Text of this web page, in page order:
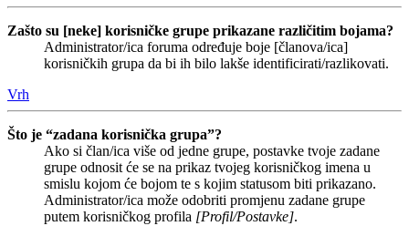
Zašto su [neke] korisničke grupe prikazane različitim bojama?
Administrator/ica foruma određuje boje [članova/ica]
korisničkih grupa da bi ih bilo lakše identificirati/razlikovati.
Vrh
Što je “zadana korisnička grupa”?
Ako si član/ica više od jedne grupe, postavke tvoje zadane
grupe odnosit će se na prikaz tvojeg korisničkog imena u
smislu kojom će bojom te s kojim statusom biti prikazano.
Administrator/ica može odobriti promjenu zadane grupe
putem korisničkog profila [Profil/Postavke].